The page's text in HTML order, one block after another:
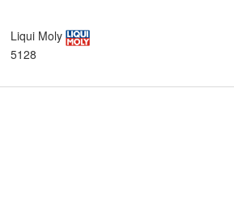
Liqui Moly
5128